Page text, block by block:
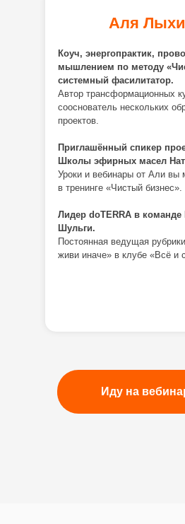
Аля
Коуч, энергопрактик,
мышлением по методу
системный фасилитатор.
Автор трансформационных
сооснователь нескольких
проектов.
Приглашённый спикер
Школы эфирных масел
Уроки и вебинары от Али вы
в тренинге «Чистый бизнес».
Лидер doTERRA в команде
Шульги.
Постоянная ведущая
живи иначе» в клубе «Всё и
Иду на